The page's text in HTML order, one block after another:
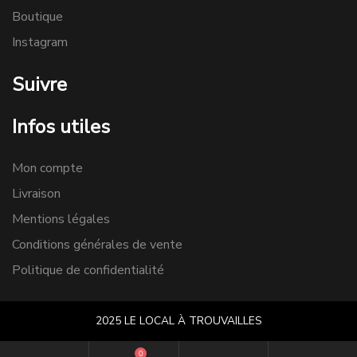
Boutique
Instagram
Suivre
Infos utiles
Mon compte
Livraison
Mentions légales
Conditions générales de vente
Politique de confidentialité
2025 LE LOCAL À TROUVAILLES
0